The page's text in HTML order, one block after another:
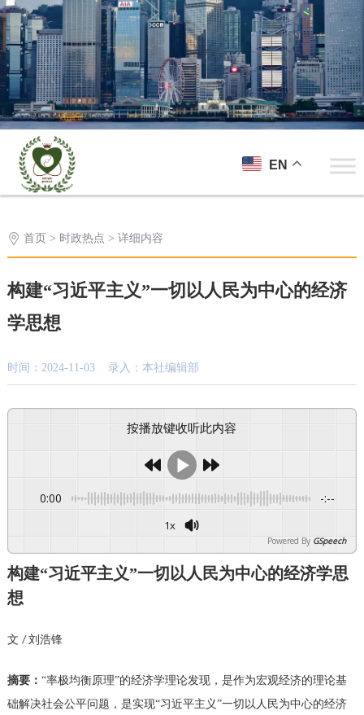
EN
首页 > 时政热点 > 详细内容
构建“习近平主义”一切以人民为中心的经济
学思想
时间：2024-11-03 录入：本社编辑部
按播放键收听此内容
0:00 -:--
1x
Powered By GSpeech
构建“习近平主义”一切以人民为中心的经济学思
想
文 / 刘浩锋
摘要： “率极均衡原理”的经济学理论发现，是作为宏观经济的理论基
础解决社会公平问题，是实现“习近平主义”一切以人民为中心的经济